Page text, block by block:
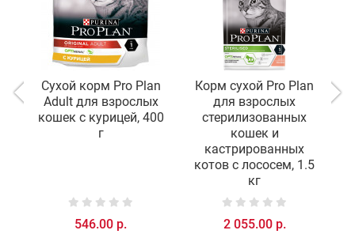
Сухой корм Pro Plan
Adult для взрослых
кошек с курицей, 400
г
546.00 р.
Корм сухой Pro Plan
для взрослых
стерилизованных
кошек и
кастрированных
котов с лососем, 1.5
кг
2 055.00 р.